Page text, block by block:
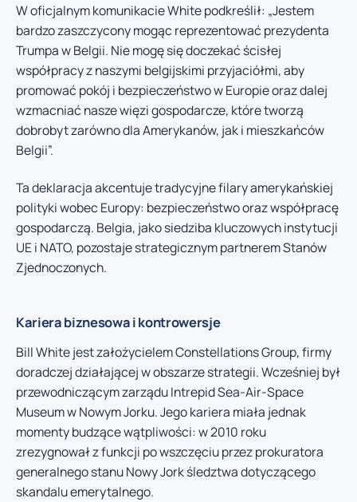
W oficjalnym komunikacie White podkreślił: „Jestem
bardzo zaszczycony mogąc reprezentować prezydenta
Trumpa w Belgii. Nie mogę się doczekać ścisłej
współpracy z naszymi belgijskimi przyjaciółmi, aby
promować pokój i bezpieczeństwo w Europie oraz dalej
wzmacniać nasze więzi gospodarcze, które tworzą
dobrobyt zarówno dla Amerykanów, jak i mieszkańców
Belgii”.
Ta deklaracja akcentuje tradycyjne filary amerykańskiej
polityki wobec Europy: bezpieczeństwo oraz współpracę
gospodarczą. Belgia, jako siedziba kluczowych instytucji
UE i NATO, pozostaje strategicznym partnerem Stanów
Zjednoczonych.
Kariera biznesowa i kontrowersje
Bill White jest założycielem Constellations Group, firmy
doradczej działającej w obszarze strategii. Wcześniej był
przewodniczącym zarządu Intrepid Sea-Air-Space
Museum w Nowym Jorku. Jego kariera miała jednak
momenty budzące wątpliwości: w 2010 roku
zrezygnował z funkcji po wszczęciu przez prokuratora
generalnego stanu Nowy Jork śledztwa dotyczącego
skandalu emerytalnego.